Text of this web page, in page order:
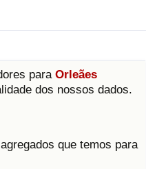
para Orleães
dos nossos dados.
que temos para
País
(Atual)
por País
(Atual)
país